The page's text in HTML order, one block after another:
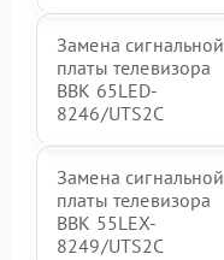
Замена сигнальной
платы телевизора
BBK 65LED-
8246/UTS2C
Замена сигнальной
платы телевизора
BBK 55LEX-
8249/UTS2C